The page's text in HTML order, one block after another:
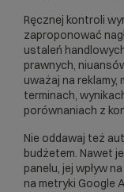
Ręcznej kontroli
zaproponować
ustaleń
prawnych,
uważaj na
terminach,
porównaniach z
Nie oddawaj też
budżetem. Nawet
panelu, jej wpływ
na metryki Google